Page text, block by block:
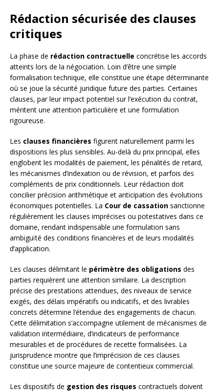
Rédaction sécurisée des clauses
critiques
La phase de rédaction contractuelle concrétise les accords
atteints lors de la négociation. Loin d’être une simple
formalisation technique, elle constitue une étape déterminante
où se joue la sécurité juridique future des parties. Certaines
clauses, par leur impact potentiel sur l’exécution du contrat,
méritent une attention particulière et une formulation
rigoureuse.
Les clauses financières figurent naturellement parmi les
dispositions les plus sensibles. Au-delà du prix principal, elles
englobent les modalités de paiement, les pénalités de retard,
les mécanismes d’indexation ou de révision, et parfois des
compléments de prix conditionnels. Leur rédaction doit
concilier précision arithmétique et anticipation des évolutions
économiques potentielles. La Cour de cassation sanctionne
régulièrement les clauses imprécises ou potestatives dans ce
domaine, rendant indispensable une formulation sans
ambiguïté des conditions financières et de leurs modalités
d’application.
Les clauses délimitant le périmètre des obligations des
parties requièrent une attention similaire. La description
précise des prestations attendues, des niveaux de service
exigés, des délais impératifs ou indicatifs, et des livrables
concrets détermine l’étendue des engagements de chacun.
Cette délimitation s’accompagne utilement de mécanismes de
validation intermédiaire, d’indicateurs de performance
mesurables et de procédures de recette formalisées. La
jurisprudence montre que l’imprécision de ces clauses
constitue une source majeure de contentieux commercial.
Les dispositifs de gestion des risques contractuels doivent